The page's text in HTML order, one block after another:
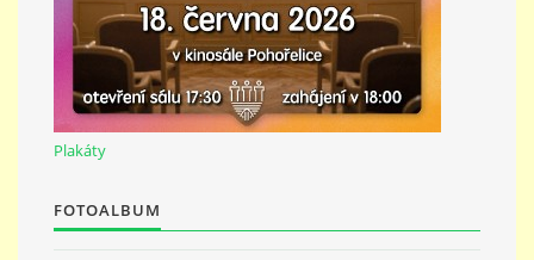
ZUŠ Pohořelice
Školní 462
Pohořelice
© 2026 eStránky.cz
Plakáty
FOTOALBUM